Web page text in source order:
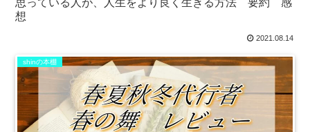
想
2021.08.14
shinの本棚